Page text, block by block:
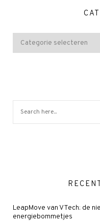
LeapMove van VTech: de
energiebommetjes